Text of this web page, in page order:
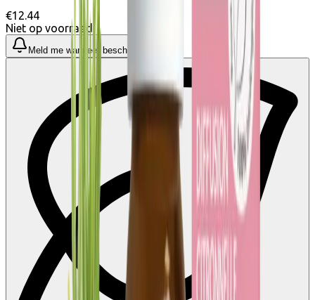
€12.44
Niet op voorraad
Meld me wanneer beschikbaar